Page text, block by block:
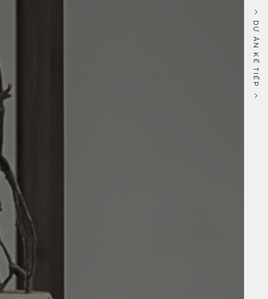
DỰ ÁN KẾ TIẾP